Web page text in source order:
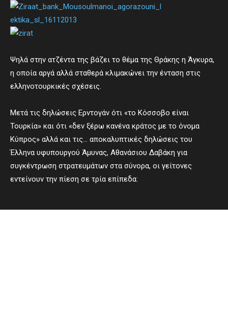
Ψηλά στην ατζέντα της βάζει το θέμα της Θράκης η Άγκυρα,
η οποία αργά αλλά σταθερά κλιμακώνει την ένταση στις
ελληνοτουρκικές σχέσεις.
Μετά τις δηλώσεις Ερντογάν ότι «το Κόσσοβο είναι
Τουρκία» και ότι «δεν ξέρω κανένα κράτος με το όνομα
Κύπρος» αλλά και τις… αποκαλυπτικές δηλώσεις του
Έλληνα υφυπουργού Άμυνας, Αθανάσιου Δαβάκη για
συγκέντρωση στρατευμάτων στα σύνορα, οι γείτονες
εντείνουν την πίεση σε τρία επίπεδα: